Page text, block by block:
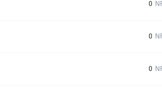
0
0
0